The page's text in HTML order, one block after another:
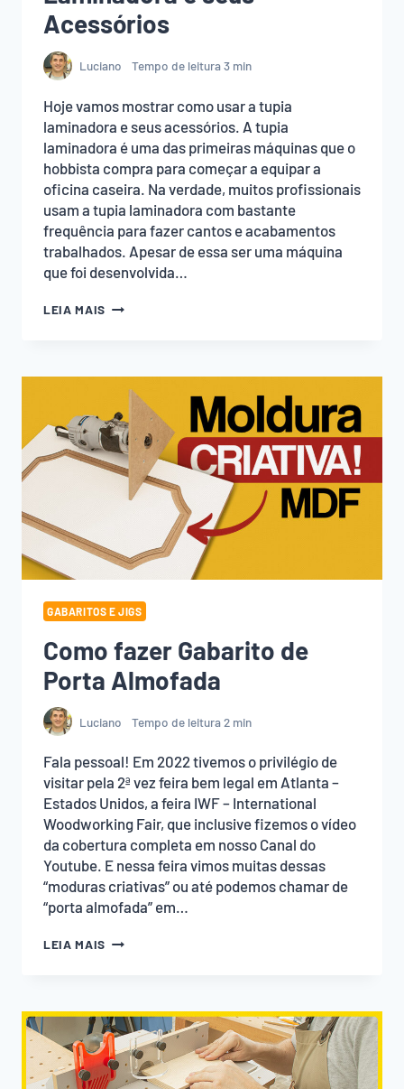
Acessórios
Luciano Tempo de leitura3 min
Hoje vamos mostrar como usar a tupia
laminadora e seus acessórios. A tupia
laminadora é uma das primeiras máquinas que o
hobbista compra para começar a equipar a
oficina caseira. Na verdade, muitos profissionais
usam a tupia laminadora com bastante
frequência para fazer cantos e acabamentos
trabalhados. Apesar de essa ser uma máquina
que foi desenvolvida…
LEIA MAIS COMO
LAMINADORA
SEUS
ACESSÓRIOS
GABARITOS E JIGS
Como fazer Gabarito de
Porta Almofada
Luciano Tempo de leitura2 min
Fala pessoal! Em 2022 tivemos o privilégio de
visitar pela 2ª vez feira bem legal em Atlanta –
Estados Unidos, a feira IWF – International
Woodworking Fair, que inclusive fizemos o vídeo
da cobertura completa em nosso Canal do
Youtube. E nessa feira vimos muitas dessas
“moduras criativas” ou até podemos chamar de
“porta almofada” em…
LEIA MAIS COMO
PORTA
ALMOFADA